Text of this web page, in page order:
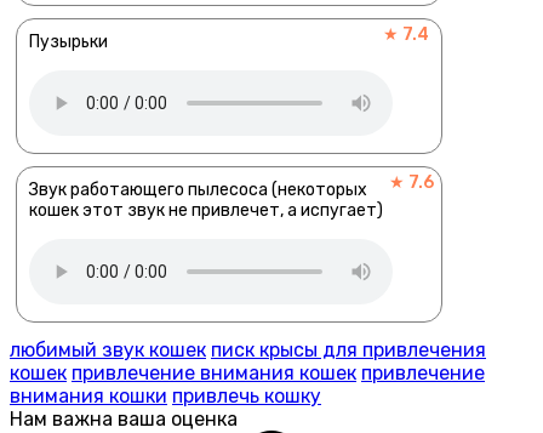
Пузырьки ★ 7.4
Звук работающего пылесоса (некоторых
кошек этот звук не привлечет, а испугает)
★ 7.6
любимый звук кошек писк крысы для привлечения
кошек привлечение внимания кошек привлечение
внимания кошки привлечь кошку
Нам важна ваша оценка